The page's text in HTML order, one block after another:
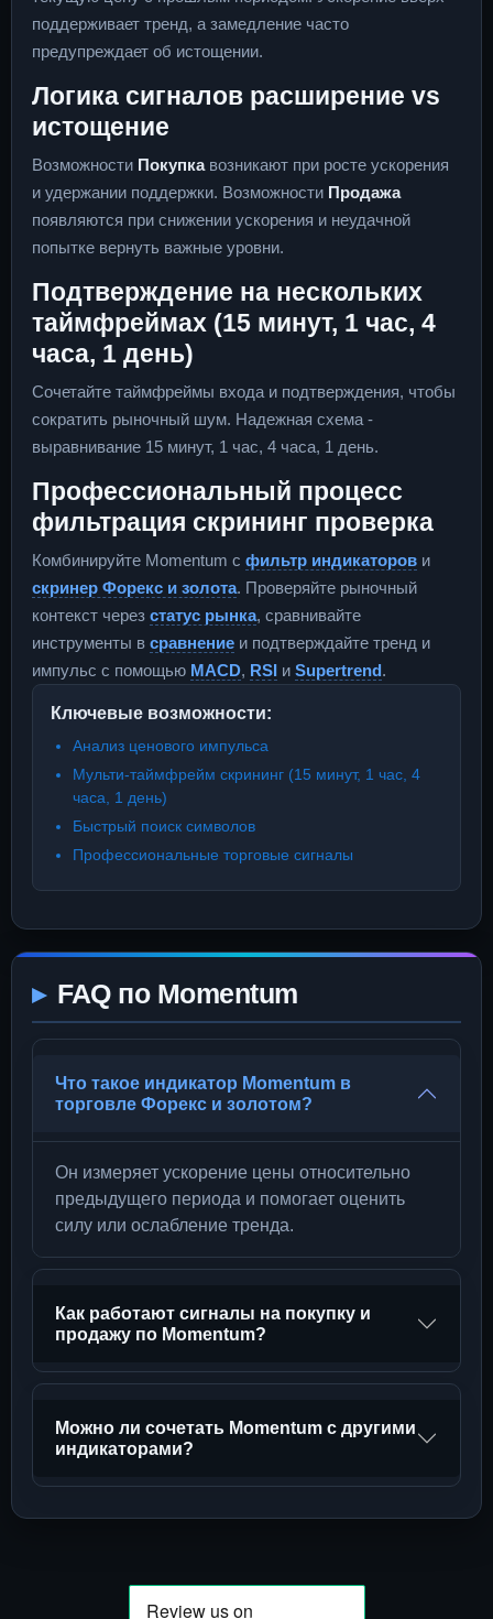
поддерживает тренд, а замедление часто
предупреждает об истощении.
Логика сигналов расширение vs
истощение
Возможности Покупкавозникают при росте ускорения
и удержании поддержки. Возможности Продажа
появляются при снижении ускорения и неудачной
попытке вернуть важные уровни.
Подтверждение на нескольких
таймфреймах (15 минут, 1 час, 4
часа, 1 день)
Сочетайте таймфреймы входа и подтверждения, чтобы
сократить рыночный шум. Надежная схема -
выравнивание 15 минут, 1 час, 4 часа, 1 день.
Профессиональный процесс
фильтрация скрининг проверка
Комбинируйте Momentum с фильтр индикаторов и
скринер Форекс и золота. Проверяйте рыночный
контекст через статус рынка, сравнивайте
инструменты в сравнение и подтверждайте тренд и
импульс с помощью MACD, RSI и Supertrend.
Ключевые возможности:
Анализ ценового импульса
Мульти-таймфрейм скрининг (15 минут, 1 час, 4
часа, 1 день)
Быстрый поиск символов
Профессиональные торговые сигналы
FAQ по Momentum
Что такое индикатор Momentum в
торговле Форекс и золотом?
Он измеряет ускорение цены относительно
предыдущего периода и помогает оценить
силу или ослабление тренда.
Как работают сигналы на покупку и
продажу по Momentum?
Можно ли сочетать Momentum с другими
индикаторами?